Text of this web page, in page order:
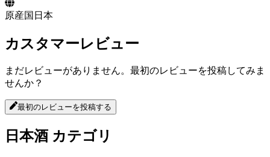
原産国 日本
カスタマーレビュー
まだレビューがありません。最初のレビューを投稿してみま
せんか？
最初のレビューを投稿する
日本酒 カテゴリ